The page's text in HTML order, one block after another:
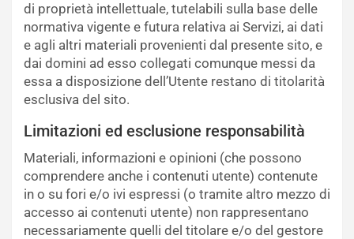
di proprietà intellettuale, tutelabili sulla base delle
normativa vigente e futura relativa ai Servizi, ai dati
e agli altri materiali provenienti dal presente sito, e
dai domini ad esso collegati comunque messi da
essa a disposizione dell’Utente restano di titolarità
esclusiva del sito.
Limitazioni ed esclusione responsabilità
Materiali, informazioni e opinioni (che possono
comprendere anche i contenuti utente) contenute
in o su fori e/o ivi espressi (o tramite altro mezzo di
accesso ai contenuti utente) non rappresentano
necessariamente quelli del titolare e/o del gestore